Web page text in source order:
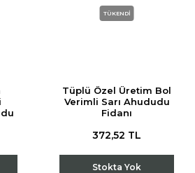
TÜKENDİ
Tüplü Özel Üretim Bol
Verimli Sarı Ahududu
Fidanı
372,52 TL
Stokta Yok